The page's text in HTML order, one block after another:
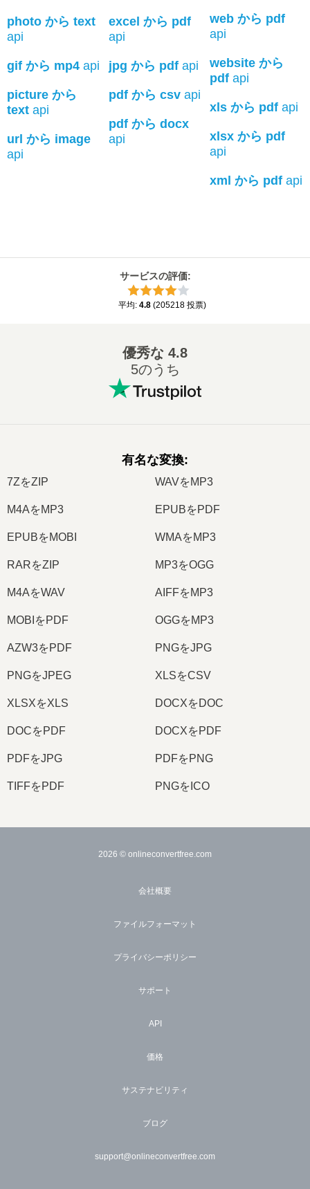
photo から text
api
gif から mp4 api
picture から
text api
url から image
api
excel から pdf
api
jpg から pdfapi
pdf から csvapi
pdf から docx
api
web から pdf
api
website から
pdf api
xls から pdf api
xlsx から pdf
api
xml から pdf api
サービスの評価:
平均: 4.8 (205218 投票)
優秀な 4.8
5のうち
有名な変換:
7ZをZIP WAVをMP3
M4AをMP3 EPUBをPDF
EPUBをMOBI WMAをMP3
RARをZIP MP3をOGG
M4AをWAV AIFFをMP3
MOBIをPDF OGGをMP3
AZW3をPDF PNGをJPG
PNGをJPEG XLSをCSV
XLSXをXLS DOCXをDOC
DOCをPDF DOCXをPDF
PDFをJPG PDFをPNG
TIFFをPDF PNGをICO
2026 © onlineconvertfree.com
会社概要
ファイルフォーマット
プライバシーポリシー
サポート
API
価格
サステナビリティ
ブログ
support@onlineconvertfree.com